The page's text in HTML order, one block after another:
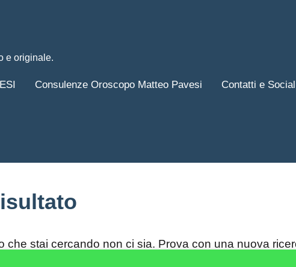
e originale.
Consulenze Oroscopo Matteo Pavesi Contatti e
che stai cercando non ci sia. Prova con una nuova